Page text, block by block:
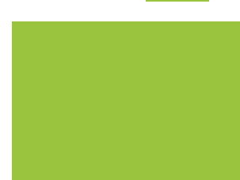
RANKING DARMOWYCH